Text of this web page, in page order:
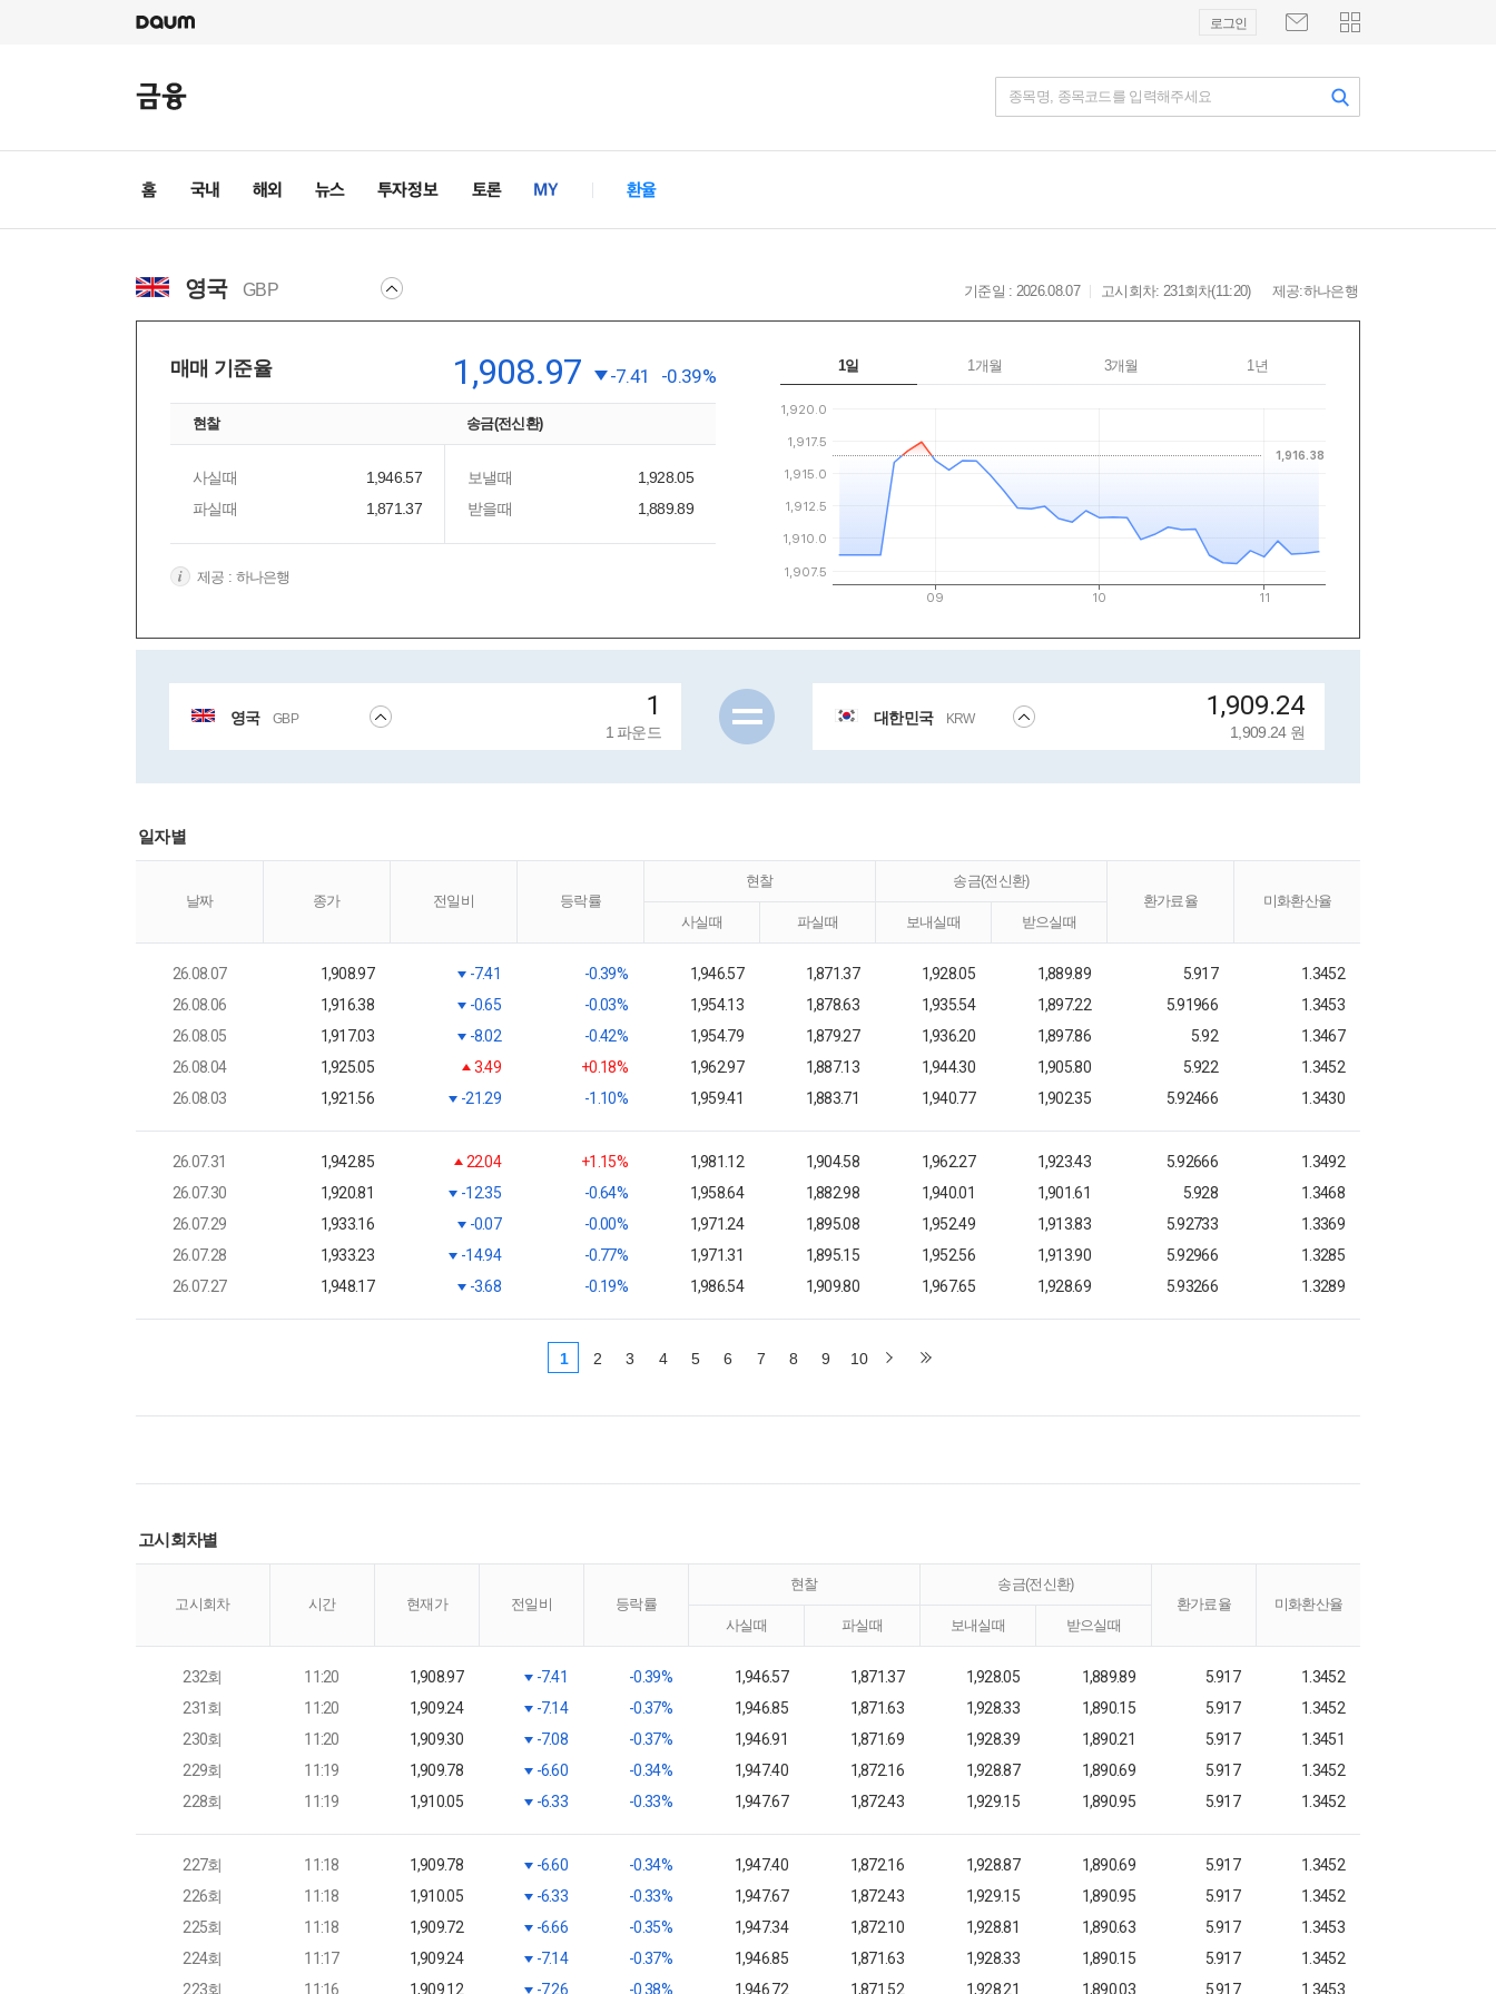
로그인
종목명, 종목코드를 입력해주세요
영국 GBP 기준일 : 2026.08.07 고시회차: 231회차(11:20) 제공:하나은행
매매 기준율 1,908.97 -7.41 -0.39%
현찰 송금(전신환)
사실때 1,946.57 보낼때
1,928.05
파실때
1,871.37 받을때 1,889.89
제공 : 하나은행
1일 1개월 3개월 1년
영국 GBP
1 파운드
대한민국 KRW
1,909.24 원
일자별
날짜 종가 전일비 등락률
현찰
송금(전신환)
환가료율
미화환산율
사실때
파실때 보내실때 받으실때
26.08.07 1,908.97 -7.41 -0.39% 1,946.57 1,871.37 1,928.05 1,889.89 5.917
1.3452
26.08.06
1,916.38 -0.65 -0.03% 1,954.13 1,878.63 1,935.54 1,897.22 5.91966
1.3453
26.08.05
1,917.03 -8.02 -0.42% 1,954.79 1,879.27 1,936.20 1,897.86 5.92
1.3467
26.08.04
1,925.05 3.49 +0.18% 1,962.97 1,887.13 1,944.30 1,905.80 5.922
1.3452
26.08.03
1,921.56 -21.29 -1.10% 1,959.41 1,883.71 1,940.77 1,902.35 5.92466 1.3430
26.07.31 1,942.85 22.04 +1.15% 1,981.12 1,904.58 1,962.27 1,923.43 5.92666
1.3492
26.07.30
1,920.81 -12.35 -0.64% 1,958.64 1,882.98 1,940.01 1,901.61 5.928
1.3468
26.07.29
1,933.16 -0.07 -0.00% 1,971.24 1,895.08 1,952.49 1,913.83 5.92733
1.3369
26.07.28
1,933.23 -14.94 -0.77% 1,971.31 1,895.15 1,952.56 1,913.90 5.92966
1.3285
26.07.27
1,948.17 -3.68 -0.19% 1,986.54 1,909.80 1,967.65 1,928.69 5.93266 1.3289
1 2 3 4 5 6 7 8 9 10
고시회차별
고시회차 시간 현재가 전일비 등락률
현찰
송금(전신환)
환가료율
미화환산율
사실때
파실때 보내실때 받으실때
232회 11:20 1,908.97 -7.41 -0.39% 1,946.57 1,871.37 1,928.05 1,889.89 5.917
1.3452
231회
11:20 1,909.24 -7.14 -0.37% 1,946.85 1,871.63 1,928.33 1,890.15 5.917
1.3452
230회
11:20 1,909.30 -7.08 -0.37% 1,946.91 1,871.69 1,928.39 1,890.21 5.917
1.3451
229회
11:19 1,909.78 -6.60 -0.34% 1,947.40 1,872.16 1,928.87 1,890.69 5.917
1.3452
228회
11:19 1,910.05 -6.33 -0.33% 1,947.67 1,872.43 1,929.15 1,890.95 5.917 1.3452
227회 11:18 1,909.78 -6.60 -0.34% 1,947.40 1,872.16 1,928.87 1,890.69 5.917
1.3452
226회
11:18 1,910.05 -6.33 -0.33% 1,947.67 1,872.43 1,929.15 1,890.95 5.917
1.3452
225회
11:18 1,909.72 -6.66 -0.35% 1,947.34 1,872.10 1,928.81 1,890.63 5.917
1.3453
224회
11:17 1,909.24 -7.14 -0.37% 1,946.85 1,871.63 1,928.33 1,890.15 5.917
1.3452
223회
11:16 1,909.12 -7.26 -0.38% 1,946.72 1,871.52 1,928.21 1,890.03 5.917 1.3453